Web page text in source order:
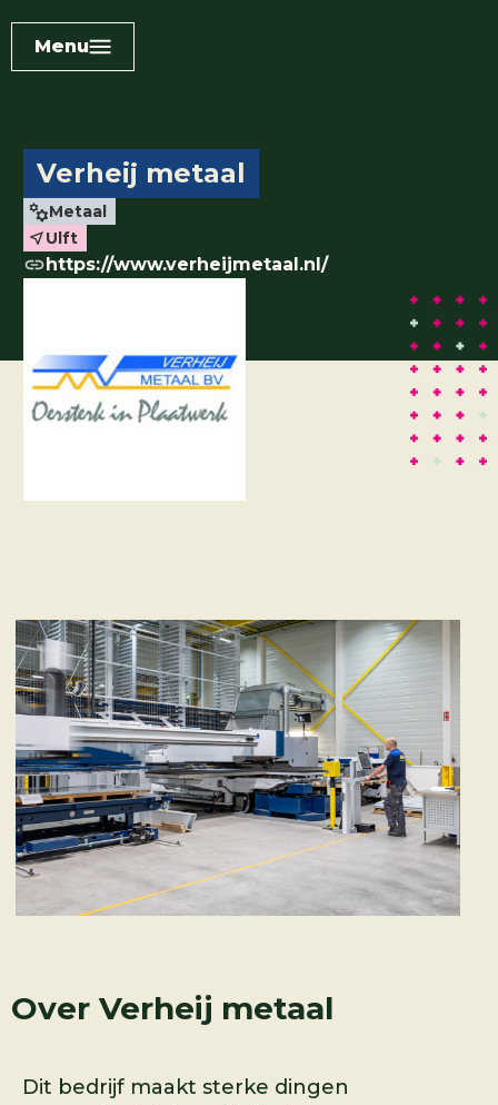
Menu
Verheij metaal
Metaal
Ulft
https://www.verheijmetaal.nl/
Over Verheij metaal
Dit bedrijf maakt sterke dingen